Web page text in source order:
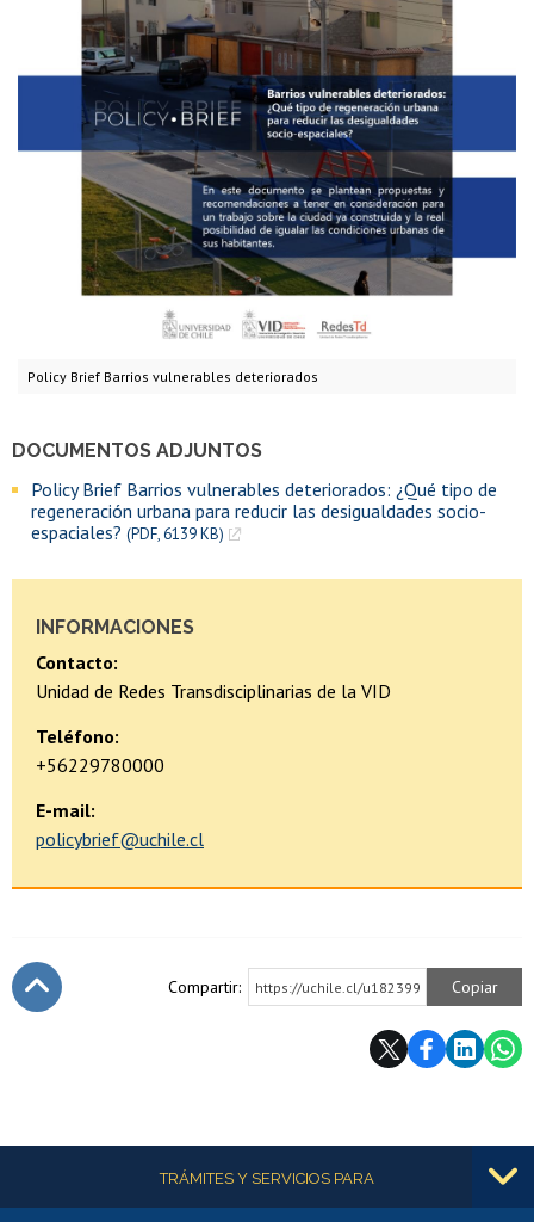
Policy Brief Barrios vulnerables deteriorados
DOCUMENTOS ADJUNTOS
Policy Brief Barrios vulnerables deteriorados: ¿Qué tipo de
regeneración urbana para reducir las desigualdades socio-
espaciales? (PDF, 6139 KB)
INFORMACIONES
Contacto:
Unidad de Redes Transdisciplinarias de la VID
Teléfono:
+56229780000
E-mail:
policybrief@uchile.cl
Compartir: https://uchile.cl/u182399 Copiar
Más informaciónTRÁMITES Y SERVICIOS PARA